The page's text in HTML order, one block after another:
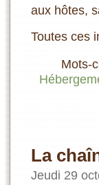
aux hôtes,
Toutes ces
Mots-
La
Jeudi 29